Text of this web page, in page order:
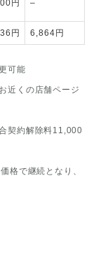
円 –
円 6,864円
可能
近くの店舗ページ
契約解除料11,000
格で継続となり、